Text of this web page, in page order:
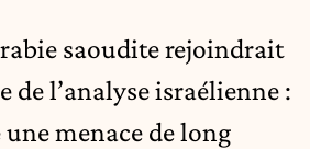
saoudite rejoindrait
de l’analyse israélienne :
menace de long